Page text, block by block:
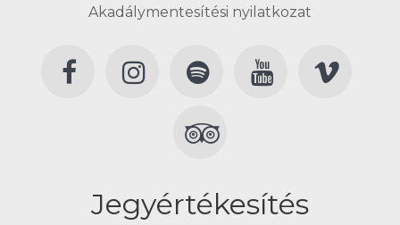
Akadálymentesítési nyilatkozat
Jegyértékesítés